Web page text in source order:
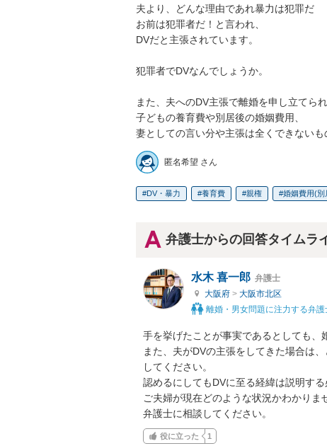
夫より、どんな理由であれ暴力は犯罪だ
お前は犯罪者だ！と言われ、
DVだと主張されています。
犯罪者でDVなんでしょうか。
また、夫へのDV主張で離婚を申し立てられ
子どもの養育費や別居後の婚姻費用、
妻としての言い分や主張は全くできないも
匿名希望 さん
DV・暴力 養育費 親権 婚姻費用(別
弁護士からの回答タイムラ
水木 喜一郎 弁護士
大阪府 > 大阪市北区
離婚・男女問題に注力する弁護
手を挙げたことが事実であるとしても、
また、夫がDVの主張をしてきた場合は
してください。
認めるにしてもDVに至る経緯は説明する
ご夫婦が現在どのような状況かわかり
弁護士に相談してください。
役に立った 1